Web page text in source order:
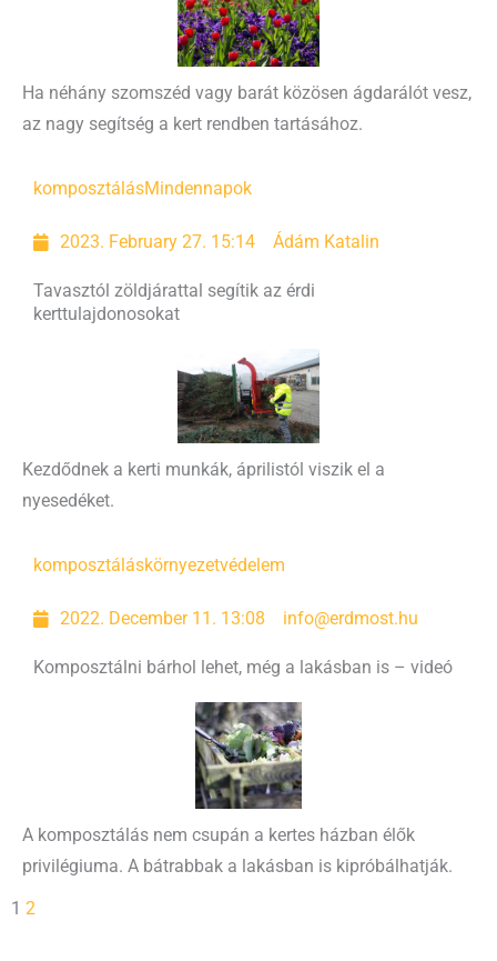
Ha néhány szomszéd vagy barát közösen ágdarálót vesz,
az nagy segítség a kert rendben tartásához.
komposztálásMindennapok
2023. February 27. 15:14 Ádám Katalin
Tavasztól zöldjárattal segítik az érdi
kerttulajdonosokat
Kezdődnek a kerti munkák, áprilistól viszik el a
nyesedéket.
komposztáláskörnyezetvédelem
2022. December 11. 13:08 info@erdmost.hu
Komposztálni bárhol lehet, még a lakásban is – videó
A komposztálás nem csupán a kertes házban élők
privilégiuma. A bátrabbak a lakásban is kipróbálhatják.
1 2